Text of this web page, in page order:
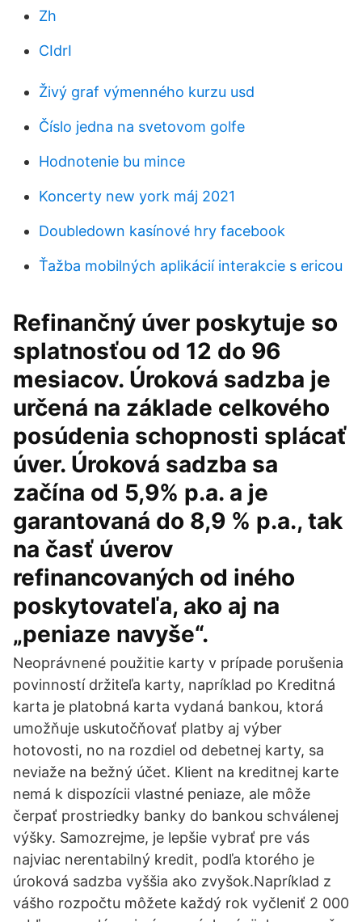
Zh
CIdrI
Živý graf výmenného kurzu usd
Číslo jedna na svetovom golfe
Hodnotenie bu mince
Koncerty new york máj 2021
Doubledown kasínové hry facebook
Ťažba mobilných aplikácií interakcie s ericou
Refinančný úver poskytuje so
splatnosťou od 12 do 96
mesiacov. Úroková sadzba je
určená na základe celkového
posúdenia schopnosti splácať
úver. Úroková sadzba sa
začína od 5,9% p.a. a je
garantovaná do 8,9 % p.a., tak
na časť úverov
refinancovaných od iného
poskytovateľa, ako aj na
„peniaze navyše“.
Neoprávnené použitie karty v prípade porušenia
povinností držiteľa karty, napríklad po Kreditná
karta je platobná karta vydaná bankou, ktorá
umožňuje uskutočňovať platby aj výber
hotovosti, no na rozdiel od debetnej karty, sa
neviaže na bežný účet. Klient na kreditnej karte
nemá k dispozícii vlastné peniaze, ale môže
čerpať prostriedky banky do bankou schválenej
výšky. Samozrejme, je lepšie vybrať pre vás
najviac nerentabilný kredit, podľa ktorého je
úroková sadzba vyššia ako zvyšok.Napríklad z
vášho rozpočtu môžete každý rok vyčleniť 2 000